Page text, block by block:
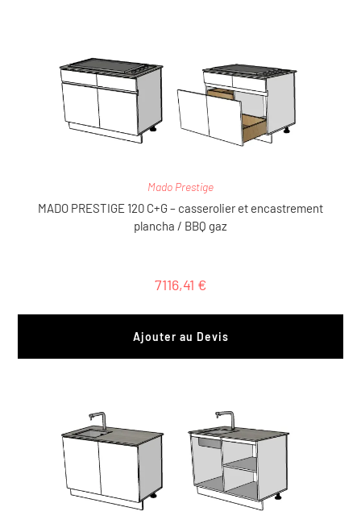
Mado Prestige
MADO PRESTIGE 120 C+G – casserolier et encastrement
plancha / BBQ gaz
7116,41 €
Ajouter au Devis